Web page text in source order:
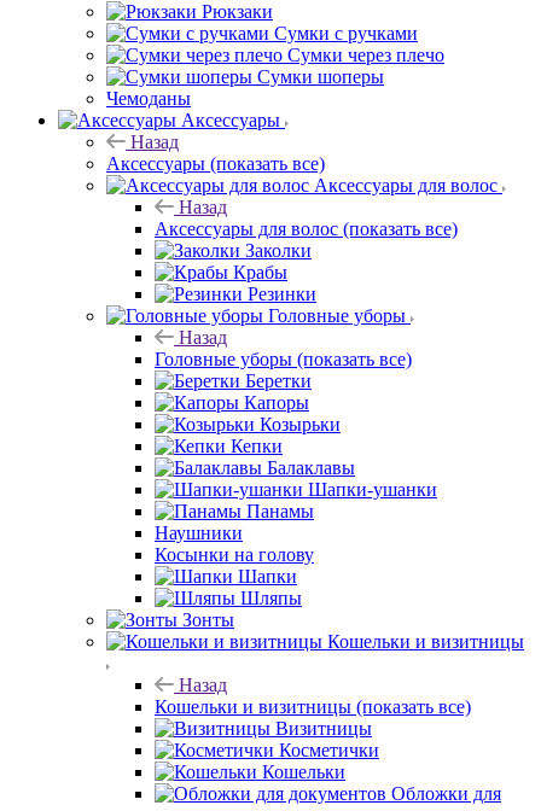
Рюкзаки
Сумки с ручками
Сумки через плечо
Сумки шоперы
Чемоданы
Аксессуары
Назад
Аксессуары (показать все)
Аксессуары для волос
Назад
Аксессуары для волос (показать все)
Заколки
Крабы
Резинки
Головные уборы
Назад
Головные уборы (показать все)
Беретки
Капоры
Козырьки
Кепки
Балаклавы
Шапки-ушанки
Панамы
Наушники
Косынки на голову
Шапки
Шляпы
Зонты
Кошельки и визитницы
Назад
Кошельки и визитницы (показать все)
Визитницы
Косметички
Кошельки
Обложки для